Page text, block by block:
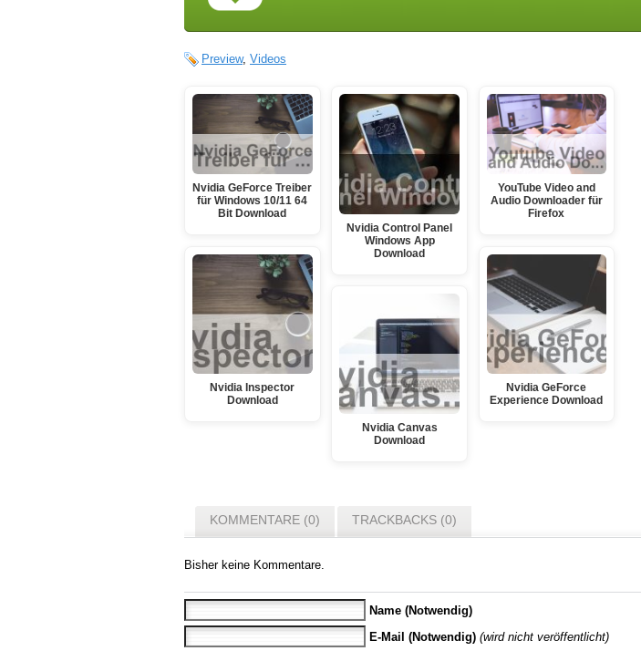
Preview, Videos
Nvidia GeForce Treiber
für Windows 10/11 64
Bit Download
Nvidia Inspector
Download
Nvidia Control Panel
Windows App
Download
Nvidia Canvas
Download
YouTube Video and
Audio Downloader für
Firefox
Nvidia GeForce
Experience Download
KOMMENTARE (0) TRACKBACKS (0)
Bisher keine Kommentare.
Name (Notwendig)
E-Mail (Notwendig) (wird nicht veröffentlicht)